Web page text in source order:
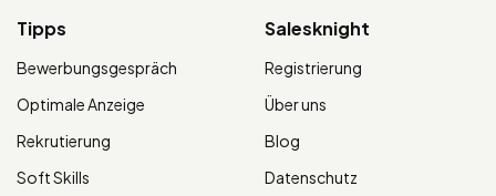
Tipps
Bewerbungsgespräch
Optimale Anzeige
Rekrutierung
Soft Skills
Salesknight
Registrierung
Über uns
Blog
Datenschutz